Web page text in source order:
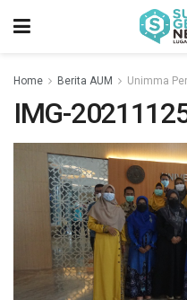
Home Berita AUM Unimma
IMG-